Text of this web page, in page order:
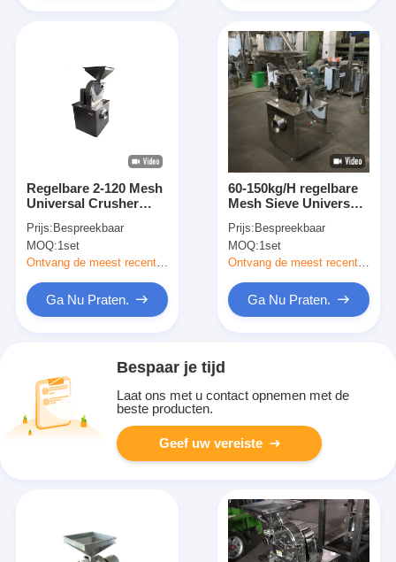
Regelbare 2-120 Mesh
Universal Crusher
Kruidpulverizer
Machine
Prijs: Bespreekbaar
MOQ:1set
Ontvang de meest recente Prijs
Ga Nu Praten.
60-150kg/H regelbare
Mesh Sieve Universal
Kruid Malende
Machines
Prijs: Bespreekbaar
MOQ:1set
Ontvang de meest recente Prijs
Ga Nu Praten.
Bespaar je tijd
Laat ons met u contact opnemen met de
beste producten.
Geef uw vereiste